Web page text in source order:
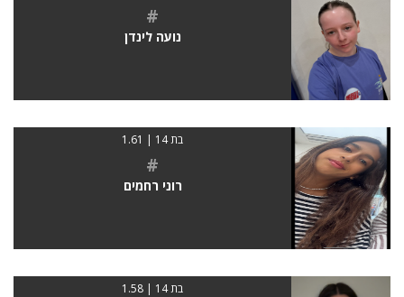
#
נועה לינדן
בת 14 | 1.61
#
רוני רחמים
בת 14 | 1.58